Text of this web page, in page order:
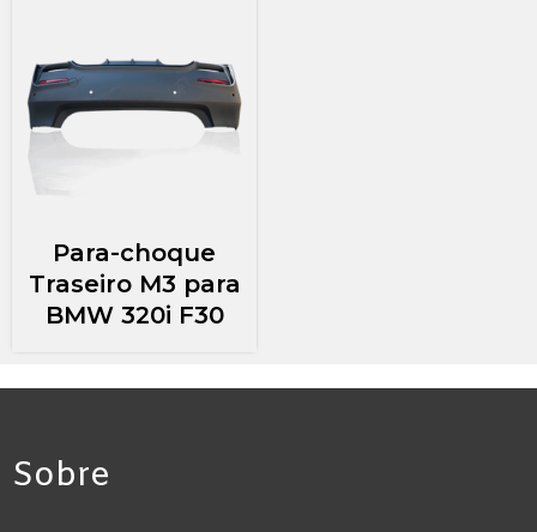
Para-choque
Traseiro M3 para
BMW 320i F30
Sobre